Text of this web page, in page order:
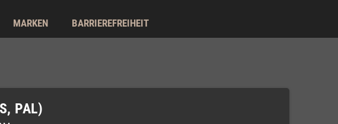
MARKEN BARRIEREFREIHEIT
PAL)